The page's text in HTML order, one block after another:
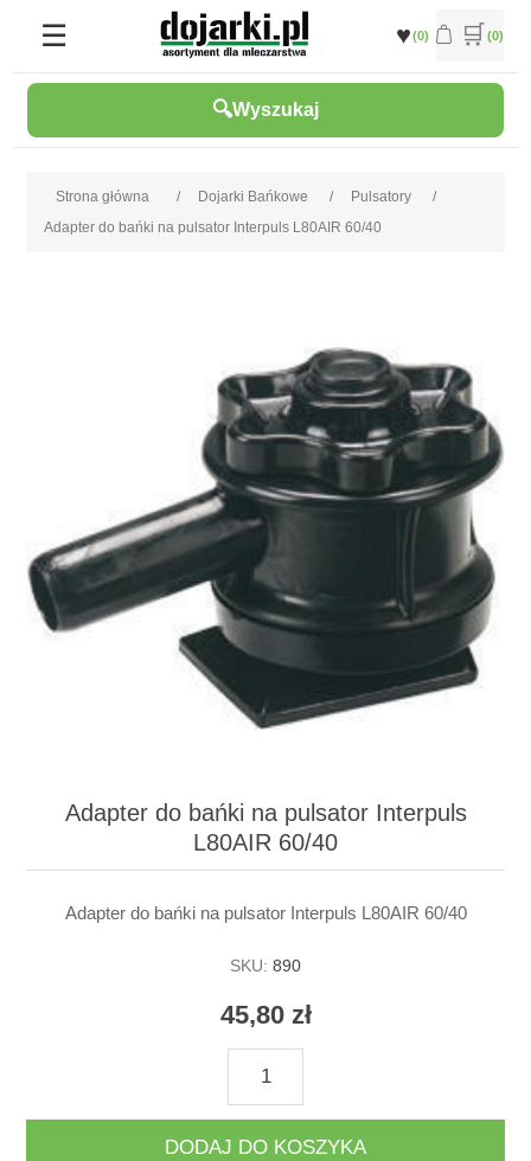
(0) (0)
Wyszukaj
Strona główna / Dojarki Bańkowe / Pulsatory
/
Adapter do bańki na pulsator Interpuls L80AIR 60/40
Adapter do bańki na pulsator Interpuls
L80AIR 60/40
Adapter do bańki na pulsator Interpuls L80AIR 60/40
SKU: 890
45,80 zł
DODAJ DO KOSZYKA